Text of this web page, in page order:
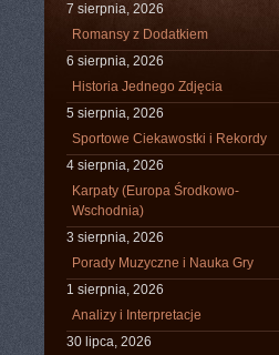
7 sierpnia, 2026
Romansy z Dodatkiem
6 sierpnia, 2026
Historia Jednego Zdjęcia
5 sierpnia, 2026
Sportowe Ciekawostki i Rekordy
4 sierpnia, 2026
Karpaty (Europa Środkowo-
Wschodnia)
3 sierpnia, 2026
Porady Muzyczne i Nauka Gry
1 sierpnia, 2026
Analizy i Interpretacje
30 lipca, 2026